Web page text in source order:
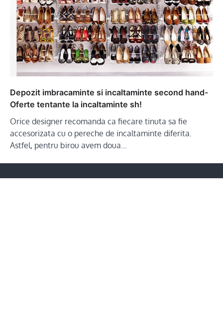
Depozit imbracaminte si incaltaminte second hand-
Oferte tentante la incaltaminte sh!
Orice designer recomanda ca fiecare tinuta sa fie
accesorizata cu o pereche de incaltaminte diferita.
Astfel, pentru birou avem doua…